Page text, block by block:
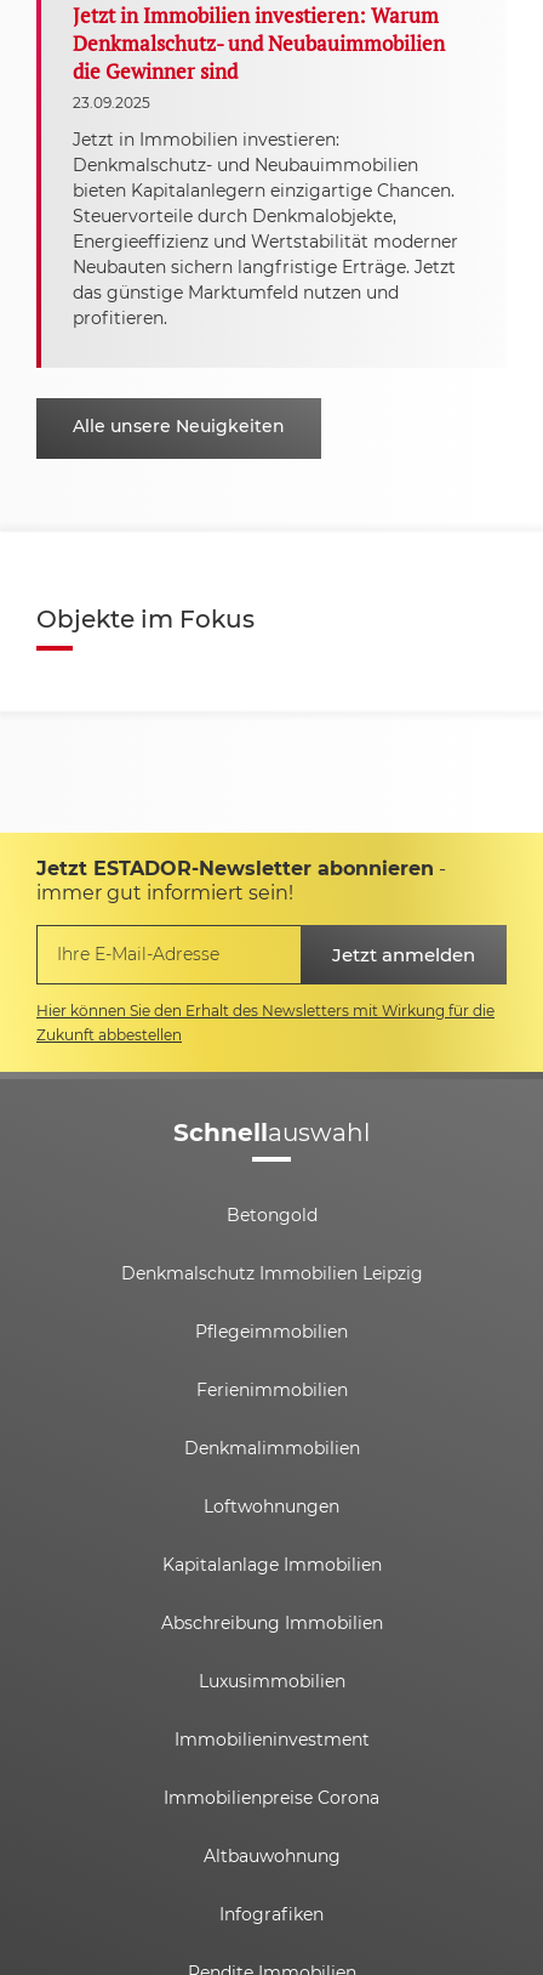
Jetzt in Immobilien investieren: Warum
Denkmalschutz- und Neubauimmobilien
die Gewinner sind
23.09.2025
Jetzt in Immobilien investieren:
Denkmalschutz- und Neubauimmobilien
bieten Kapitalanlegern einzigartige Chancen.
Steuervorteile durch Denkmalobjekte,
Energieeffizienz und Wertstabilität moderner
Neubauten sichern langfristige Erträge. Jetzt
das günstige Marktumfeld nutzen und
profitieren.
Alle unsere Neuigkeiten
Objekte im Fokus
Jetzt ESTADOR-Newsletter abonnieren -
immer gut informiert sein!
Hier können Sie den Erhalt des Newsletters mit Wirkung für die
Zukunft abbestellen
Schnellauswahl
Betongold
Denkmalschutz Immobilien Leipzig
Pflegeimmobilien
Ferienimmobilien
Denkmalimmobilien
Loftwohnungen
Kapitalanlage Immobilien
Abschreibung Immobilien
Luxusimmobilien
Immobilieninvestment
Immobilienpreise Corona
Altbauwohnung
Infografiken